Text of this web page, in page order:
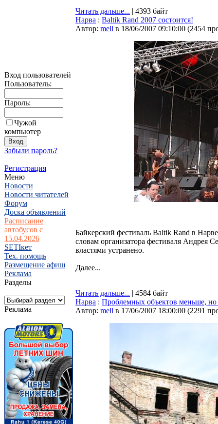
Вход пользователей
Пользователь:
Пароль:
Чужой
компьютер
Забыли пароль?
Регистрация
Меню
Новости
Новости читателей
Форум
Доска объявлений
Расписание
автобусов с
15.04.2026
SETIкет
Тех. помощь
Размещение афиш
Реклама
Разделы
Реклама
Читать дальше... | 4393 байт
Нарва : Baltik Rand 2007 состоится!
Автор: mell в 18/06/2007 09:10:00 (2454
Байкерский фестиваль Baltik Rand в
словам организатора фестиваля Андрея
властями устранено.
Далее...
Читать дальше... | 4584 байт
Нарва : Проблемных объектов меньше, но
Автор: mell в 17/06/2007 18:00:00 (2291